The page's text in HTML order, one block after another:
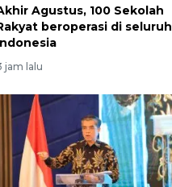
Agustus, 100 Sekolah
beroperasi di seluruh
jam lalu